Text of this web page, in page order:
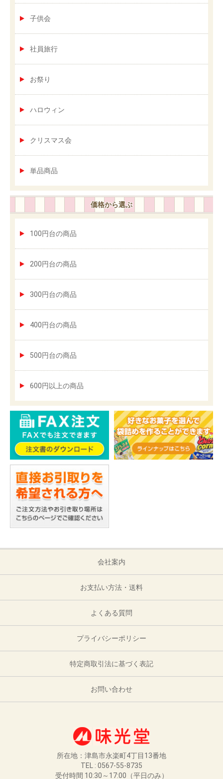
子供会
社員旅行
お祭り
ハロウィン
クリスマス会
単品商品
価格から選ぶ
100円台の商品
200円台の商品
300円台の商品
400円台の商品
500円台の商品
600円以上の商品
会社案内
お支払い方法・送料
よくある質問
プライバシーポリシー
特定商取引法に基づく表記
お問い合わせ
所在地：津島市永楽町4丁目13番地
TEL : 0567-55-8735
受付時間 10:30～17:00（平日のみ）